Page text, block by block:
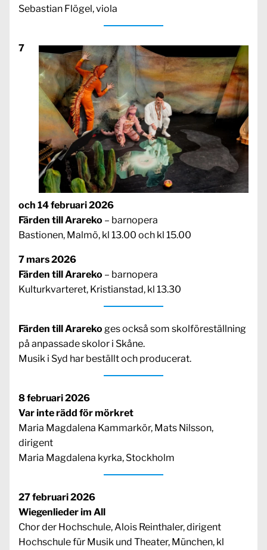
Sebastian Flögel, viola
7
och 14 februari 2026
Färden till Arareko – barnopera
Bastionen, Malmö, kl 13.00 och kl 15.00
7 mars 2026
Färden till Arareko – barnopera
Kulturkvarteret, Kristianstad, kl 13.30
Färden till Arareko ges också som skolföreställning
på anpassade skolor i Skåne.
Musik i Syd har beställt och producerat.
8 februari 2026
Var inte rädd för mörkret
Maria Magdalena Kammarkör, Mats Nilsson,
dirigent
Maria Magdalena kyrka, Stockholm
27 februari 2026
Wiegenlieder im All
Chor der Hochschule, Alois Reinthaler, dirigent
Hochschule für Musik und Theater, München, kl